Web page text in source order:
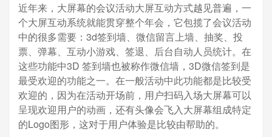
近年来，大屏幕的会议活动大屏互动方式越见普遍，一
个大屏互动系统就能贯穿整个年会，它包揽了会议活动
中的很多需要：3d签到墙、微信留言上墙、抽奖、投
票、弹幕、互动小游戏、签退、后台自动人员统计。在
这些功能中3D 签到墙也被称作微信墙，3D微信签到是
最受欢迎的功能之一。在一般活动中此功能都是比较受
欢迎的，因为在活动开场前，用户扫码入场大屏幕可以
呈现欢迎用户的动画，还有头像会飞入大屏幕组成特定
的Logo图形，这对于用户体验是比较由帮助的。